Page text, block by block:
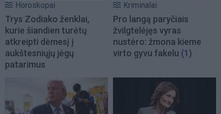
Horoskopai
Trys Zodiako ženklai,
kurie šiandien turėtų
atkreipti dėmesį į
aukštesniųjų jėgų
patarimus
Kriminalai
Pro langą paryčiais
žvilgtelėjęs vyras
nustėro: žmona kieme
virto gyvu fakelu (1)